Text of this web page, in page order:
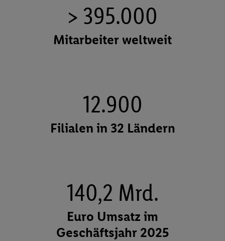
> 395.000
Mitarbeiter weltweit
12.900
Filialen in 32 Ländern
140,2 Mrd.
Euro Umsatz im
Geschäftsjahr 2025